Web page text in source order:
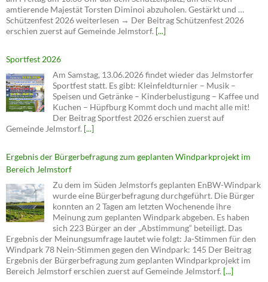
Sportfest 2026
Am Samstag, 13.06.2026 findet wieder das Jelmstorfer
Speisen und Getränke – Kinderbelustigung – Kaffee und
Kuchen – Hüpfburg Kommt doch und macht alle mit!
Der Beitrag Sportfest 2026 erschien zuerst auf
Gemeinde Jelmstorf.[...]
Ergebnis der Bürgerbefragung zum geplanten Windparkprojekt im
Bereich Jelmstorf
wurde eine Bürgerbefragung durchgeführt. Die Bürger
konnten an 2 Tagen am letzten Wochenende ihre
Meinung zum geplanten Windpark abgeben. Es haben
sich 223 Bürger an der „Abstimmung“ beteiligt. Das
Ergebnis der Meinungsumfrage lautet wie folgt: Ja-Stimmen für den
Windpark 78 Nein-Stimmen gegen den Windpark: 145 Der Beitrag
Ergebnis der Bürgerbefragung zum geplanten Windparkprojekt im
Bereich Jelmstorf erschien zuerst auf Gemeinde Jelmstorf.[...]
Bürgerbefragung zum geplanten Windparkprojekt im Bereich
Jelmstorf